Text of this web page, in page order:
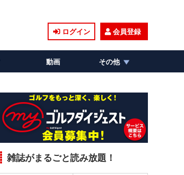
ログイン 会員登録
動画 その他
雑誌がまるごと読み放題！